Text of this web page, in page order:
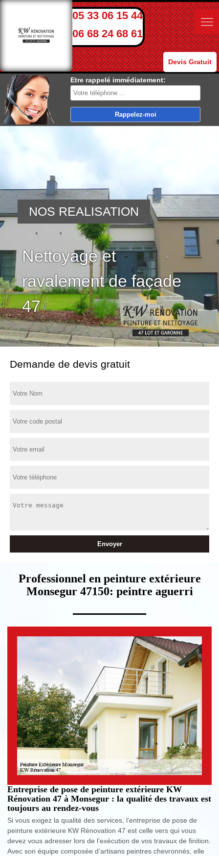
05 33 06 15 44
06 68 24 68 61
Devis Gratuit
Etre rappelé immédiatement:
Nettoyage et
ravalement de façade
47
NOS REALISATION
Demande de devis gratuit
Professionnel en peinture extérieure
Monsegur 47150: peintre aguerri
Entreprise de pose de peinture extérieure KW
Rénovation 47 à Monsegur : la qualité des travaux est
toujours au rendez-vous
Si vous exigez la qualité des services, l’entreprise de pose de
peinture extérieure KW Rénovation 47 est celle vers qui vous
devez vous adresser lors de l’exécution de vos travaux de finition.
Avec son équipe composée d’artisans peintres chevronnés, elle